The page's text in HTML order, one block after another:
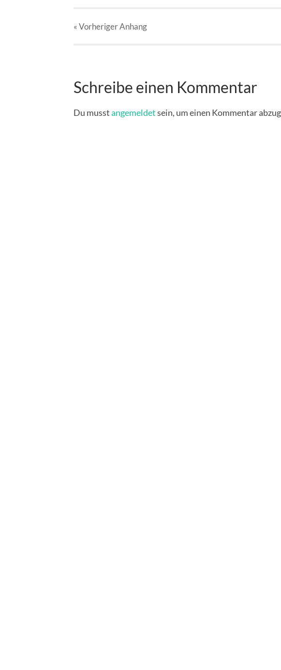
« VorherigerAnhang
Schreibe einen Kommentar
Du musstangemeldetsein, um einen Kommentar